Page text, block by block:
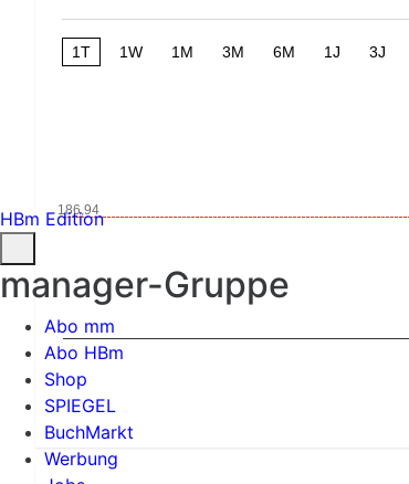
1T 1W 1M 3M 6M 1J 3J
186,94
HBm Edition
manager-Gruppe
Abo mm
Abo HBm
Shop
SPIEGEL
BuchMarkt
Werbung